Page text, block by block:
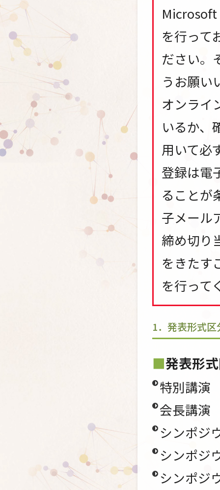
Microsoft
を行って
ださい。
うお願い
オンライ
いるか、
用いて必
登録は電
ることが
子メール
締め切り
をきたす
を行って
1．発表形式
発表形
特別講演
会長講演
シンポジ
シンポジ
シンポジ